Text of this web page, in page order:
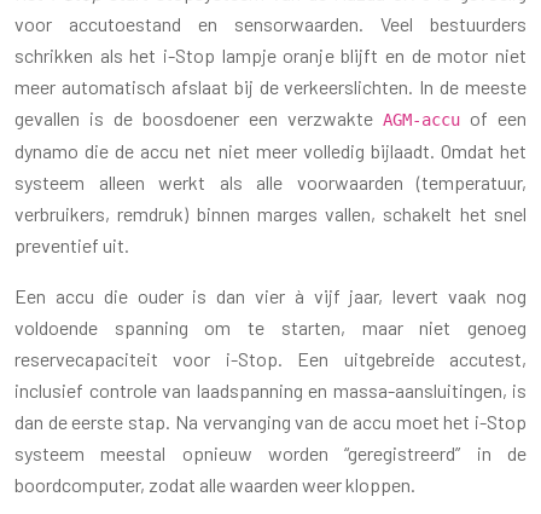
voor accutoestand en sensorwaarden. Veel bestuurders
schrikken als het i-Stop lampje oranje blijft en de motor niet
meer automatisch afslaat bij de verkeerslichten. In de meeste
gevallen is de boosdoener een verzwakte AGM-accu of een
dynamo die de accu net niet meer volledig bijlaadt. Omdat het
systeem alleen werkt als alle voorwaarden (temperatuur,
verbruikers, remdruk) binnen marges vallen, schakelt het snel
preventief uit.
Een accu die ouder is dan vier à vijf jaar, levert vaak nog
voldoende spanning om te starten, maar niet genoeg
reservecapaciteit voor i-Stop. Een uitgebreide accutest,
inclusief controle van laadspanning en massa-aansluitingen, is
dan de eerste stap. Na vervanging van de accu moet het i-Stop
systeem meestal opnieuw worden “geregistreerd” in de
boordcomputer, zodat alle waarden weer kloppen.